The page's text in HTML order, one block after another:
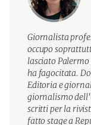
Giornalista
occupo
lasciato
ha fagocitata.
Editoria e
giornalismo
scritti per la
fatto stage a